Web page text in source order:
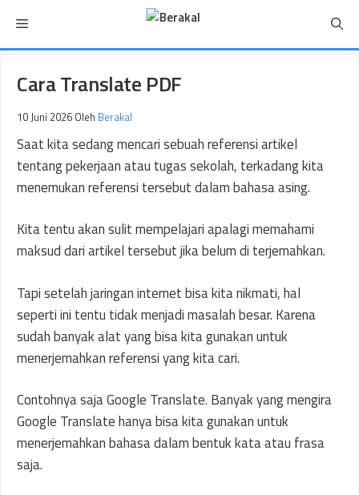
isi
Menu
Cara Translate PDF
10 Juni 2026 Oleh Berakal
Saat kita sedang mencari sebuah referensi artikel
tentang pekerjaan atau tugas sekolah, terkadang kita
menemukan referensi tersebut dalam bahasa asing.
Kita tentu akan sulit mempelajari apalagi memahami
maksud dari artikel tersebut jika belum di terjemahkan.
Tapi setelah jaringan internet bisa kita nikmati, hal
seperti ini tentu tidak menjadi masalah besar. Karena
sudah banyak alat yang bisa kita gunakan untuk
menerjemahkan referensi yang kita cari.
Contohnya saja Google Translate. Banyak yang mengira
Google Translate hanya bisa kita gunakan untuk
menerjemahkan bahasa dalam bentuk kata atau frasa
saja.